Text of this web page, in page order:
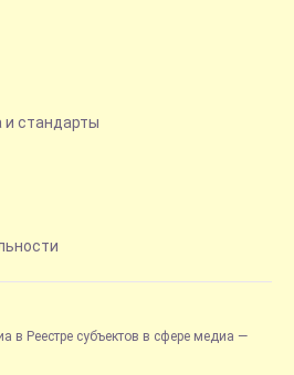
и стандарты
в Реестре субъектов в сфере медиа —